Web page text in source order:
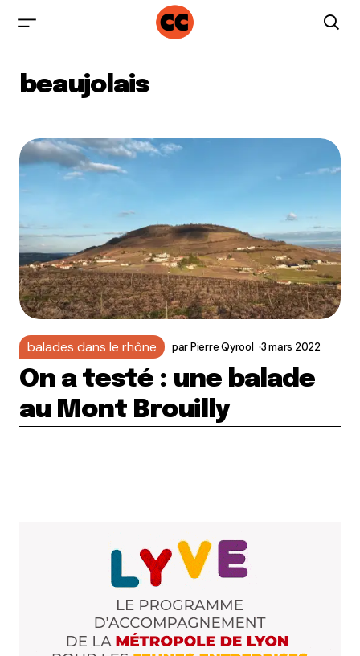
beaujolais
balades dans le rhône parPierre Qyrool 3 mars 2022
On a testé : une balade
au Mont Brouilly